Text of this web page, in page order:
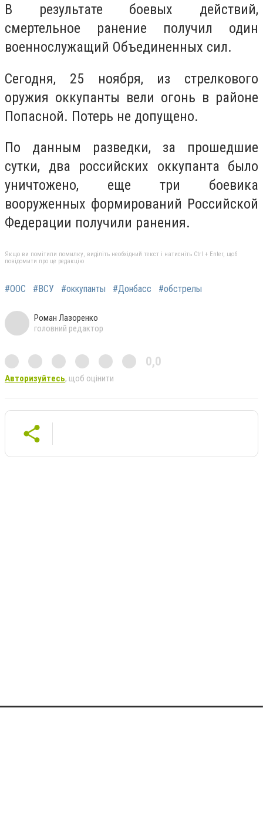
В результате боевых действий,
смертельное ранение получил один
военнослужащий Объединенных сил.
Сегодня, 25 ноября, из стрелкового
оружия оккупанты вели огонь в районе
Попасной. Потерь не допущено.
По данным разведки, за прошедшие
сутки, два российских оккупанта было
уничтожено, еще три боевика
вооруженных формирований Российской
Федерации получили ранения.
Якщо ви помітили помилку, виділіть необхідний текст і натисніть Ctrl + Enter, щоб
повідомити про це редакцію
#ООС #ВСУ #оккупанты #Донбасс #обстрелы
Роман Лазоренко
головний редактор
0,0
Авторизуйтесь, щоб оцінити